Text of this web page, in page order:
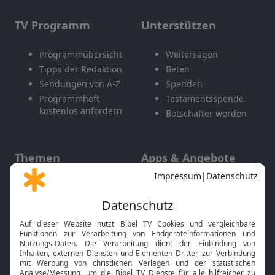
TV Programm
Programmübersicht
Tipps der Redaktion
Sendungen von A-Z
Programmheft
kostenlos anfordern
Unterstützen
Weitersagen
Beten
Spenden
Testamentsspende
Botschafter werden
Themen
Gott und Bibel erklärt
Neuigkeiten
Apps & Angebote
Mobile App
Smart TV
HbbTV
Bibelthek Online-Bibel